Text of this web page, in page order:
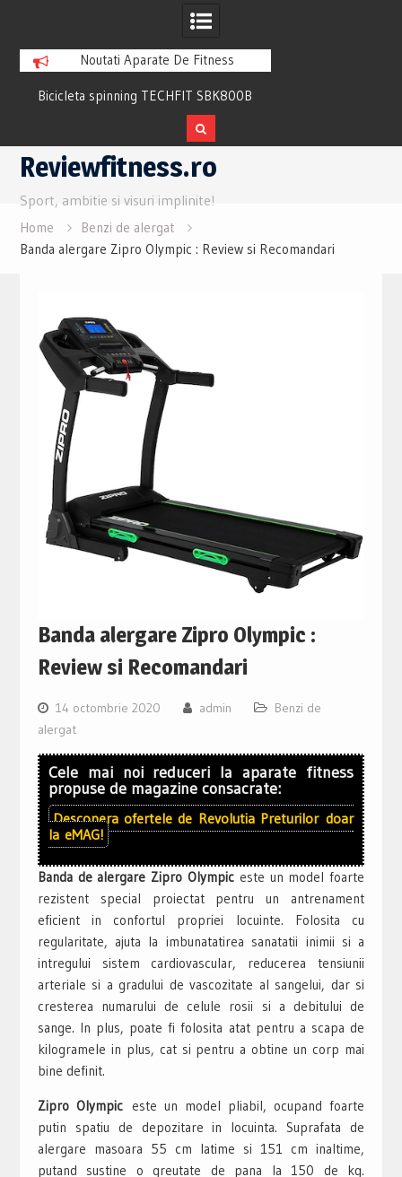
Noutati Aparate De Fitness
Bicicleta spinning TECHFIT SBK800B
Review si Pareri utile
Skip
content
Reviewfitness.ro
Sport, ambitie si visuri implinite!
Home
Benzi de alergat
Banda alergare Zipro Olympic : Review si Recomandari
Banda alergare Zipro Olympic :
Review si Recomandari
14 octombrie 2020 admin
Benzi de
alergat
Cele mai noi reduceri la aparate fitness
propuse de magazine consacrate:
Descopera ofertele de Revolutia Preturilor doar
la eMAG!
Banda de alergare Zipro Olympic este un model foarte
rezistent special proiectat pentru un antrenament
eficient in confortul propriei locuinte. Folosita cu
regularitate, ajuta la imbunatatirea sanatatii inimii si a
intregului sistem cardiovascular, reducerea tensiunii
arteriale si a gradului de vascozitate al sangelui, dar si
cresterea numarului de celule rosii si a debitului de
sange. In plus, poate fi folosita atat pentru a scapa de
kilogramele in plus, cat si pentru a obtine un corp mai
bine definit.
Zipro Olympic este un model pliabil, ocupand foarte
putin spatiu de depozitare in locuinta. Suprafata de
alergare masoara 55 cm latime si 151 cm inaltime,
putand sustine o greutate de pana la 150 de kg.